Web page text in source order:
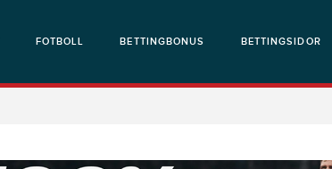
FOTBOLL BETTINGBONUS BETTINGSIDOR